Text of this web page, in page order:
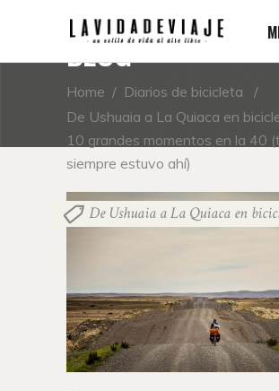
BLOG
Home / Diarios de bicicleta
/
De Ushuaia a La Quiaca en
10 grandes momentos en la 40
siempre estuvo ahí)
De Ushuaia a La Quiaca en